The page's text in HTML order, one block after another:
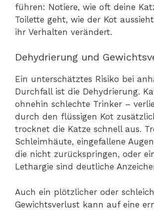
führen: Notiere, wie oft deine
Toilette geht, wie der Kot
ihr Verhalten verändert.
Dehydrierung und
Ein unterschätztes Risiko bei
Durchfall ist die Dehydrierung.
ohnehin schlechte Trinker –
durch den flüssigen Kot
trocknet die Katze schnell aus.
Schleimhäute, eingefallene
die nicht zurückspringen, oder
Lethargie sind deutliche
Auch ein plötzlicher oder
Gewichtsverlust kann auf eine